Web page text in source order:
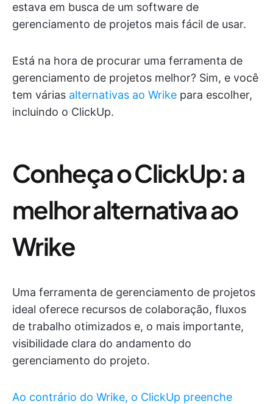
estava em busca de um software de
gerenciamento de projetos mais fácil de usar.
Está na hora de procurar uma ferramenta de
gerenciamento de projetos melhor? Sim, e você
tem várias alternativas ao Wrike para escolher,
incluindo o ClickUp.
Conheça o ClickUp: a
melhor alternativa ao
Wrike
Uma ferramenta de gerenciamento de projetos
ideal oferece recursos de colaboração, fluxos
de trabalho otimizados e, o mais importante,
visibilidade clara do andamento do
gerenciamento do projeto.
Ao contrário do Wrike, o ClickUp preenche